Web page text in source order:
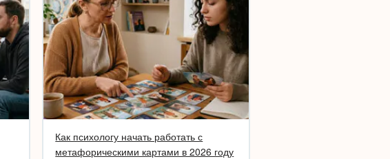
Как психологу начать работать с
метафорическими картами в 2026 году